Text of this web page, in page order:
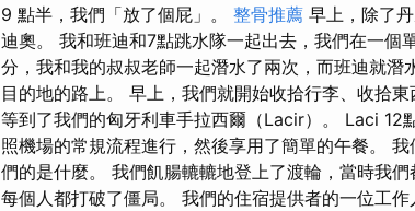
9 點半，我們「放了個屁」。 整骨推薦 早上，除了
迪奧。 我和班迪和7點跳水隊一起出去，我們在一個
分，我和我的叔叔老師一起潛水了兩次，而班迪就
目的地的路上。 早上，我們就開始收拾行李、收拾
等到了我們的匈牙利車手拉西爾（Lacir）。 Laci 12
照機場的常規流程進行，然後享用了簡單的午餐。
們的是什麼。 我們飢腸轆轆地登上了渡輪，當時我們
每個人都打破了僵局。 我們的住宿提供者的一位工